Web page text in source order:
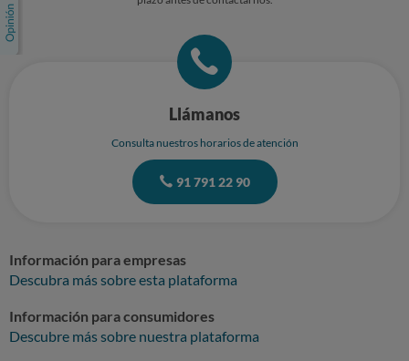
Llámanos
Consulta nuestros horarios de atención
91 791 22 90
Información para empresas
Descubra más sobre esta plataforma
Información para consumidores
Descubre más sobre nuestra plataforma